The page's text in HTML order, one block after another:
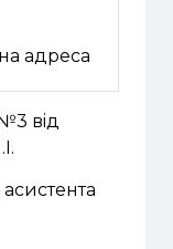
адреса
вiд